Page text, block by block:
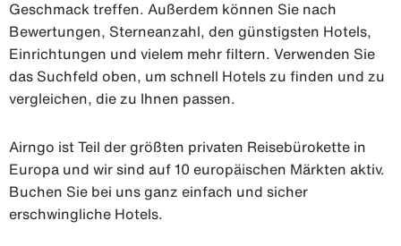
Geschmack treffen. Außerdem können Sie nach
Bewertungen, Sterneanzahl, den günstigsten Hotels,
Einrichtungen und vielem mehr filtern. Verwenden Sie
das Suchfeld oben, um schnell Hotels zu finden und zu
vergleichen, die zu Ihnen passen.
Airngo ist Teil der größten privaten Reisebürokette in
Europa und wir sind auf 10 europäischen Märkten aktiv.
Buchen Sie bei uns ganz einfach und sicher
erschwingliche Hotels.